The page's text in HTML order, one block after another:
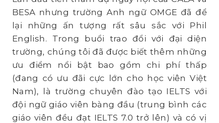
BESA nhưng trường Anh ngữ OMGE đã để
lại những ấn tượng rất sâu sắc với Phil
English. Trong buổi trao đổi với đại diện
trường, chúng tôi đã được biết thêm những
ưu điểm nổi bật bao gồm chi phí thấp
(đang có ưu đãi cực lớn cho học viên Việt
Nam), là trường chuyên đào tạo IELTS với
đội ngữ giáo viên bàng đầu (trung bình các
giáo viên đều đạt IELTS 7.0 trở lên) và có vị